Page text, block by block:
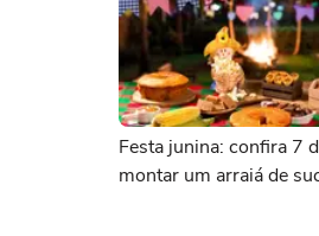
Festa junina: confira 7
montar um arraiá de